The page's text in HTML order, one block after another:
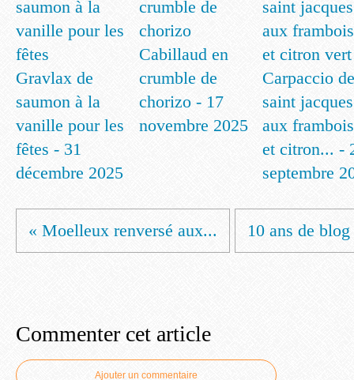
Gravlax de
saumon à la
vanille pour les
fêtes - 31
décembre 2025
Cabillaud en
crumble de
chorizo - 17
novembre 2025
Carpaccio de
saint jacques
aux
et citron... -
septembre
« Moelleux renversé aux... 10 ans de
Commenter cet article
Ajouter un commentaire